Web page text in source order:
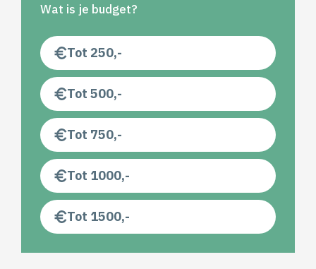
Wat is je budget?
Tot 250,-
Tot 500,-
Tot 750,-
Tot 1000,-
Tot 1500,-